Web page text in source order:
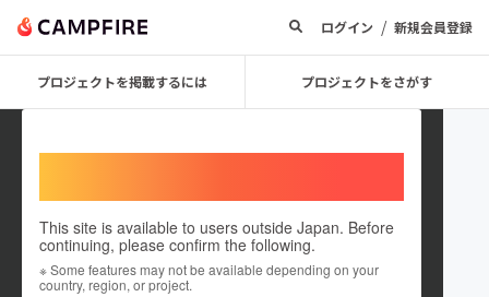
ログイン / 新規会員登録
プロジェクトを掲載するには プロジェクトをさがす
This site is available to users outside Japan. Before
continuing, please confirm the following.
※ Some features may not be available depending on your
country, region, or project.
bookmaaan